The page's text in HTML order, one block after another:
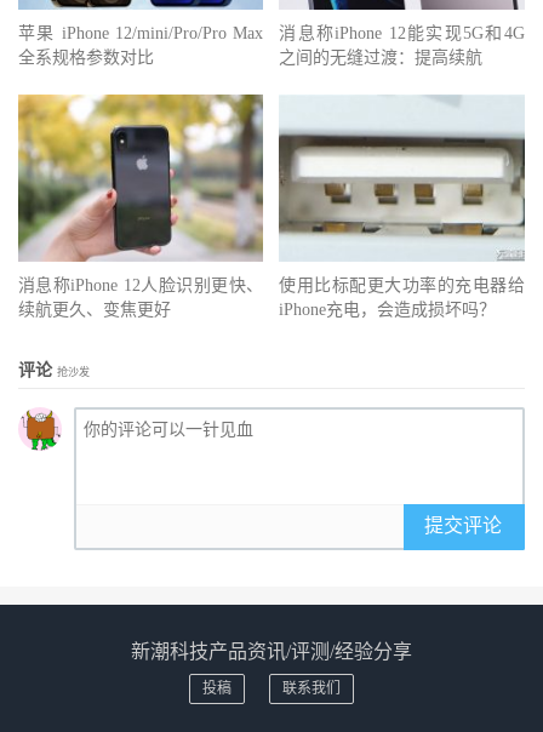
苹果 iPhone 12/mini/Pro/Pro Max
全系规格参数对比
消息称iPhone 12能实现5G和4G
之间的无缝过渡：提高续航
消息称iPhone 12人脸识别更快、
续航更久、变焦更好
使用比标配更大功率的充电器给
iPhone充电，会造成损坏吗？
评论 抢沙发
提交评论
新潮科技产品资讯/评测/经验分享
投稿 联系我们